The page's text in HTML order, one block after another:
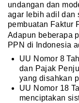
undangan dan
agar lebih adil dan
pembuatan Faktur
Adapun beberapa
PPN di Indonesia
UU Nomor 8
dan Pajak
yang disahkan
UU Nomor 18
menciptakan